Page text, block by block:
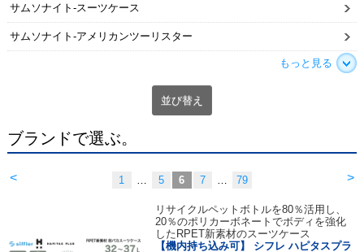
サムソナイト-スーツケース
サムソナイト-アメリカンツーリスター
もっと見る
並び替え
ブランドで選ぶ。
< >
1 … 5 6 7 … 79
リサイクルペットボトルを80％活用し、
20％のポリカーボネートでボディを強化
したRPET新素材のスーツケース
【機内持ち込み可】 シフレ ハピタスプラ